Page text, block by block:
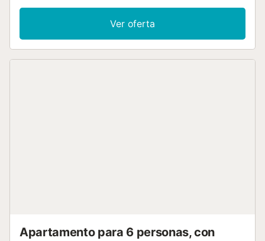
velocidad (apto para videollamadas), televisión y lavadora.
También hay disponible una cuna. Calefactores
disponibles bajo petición. Este establecimiento dispone de
una zona exterior privada con terraza y balcón. Los
Ver oferta
Apartamento para 6 personas, con